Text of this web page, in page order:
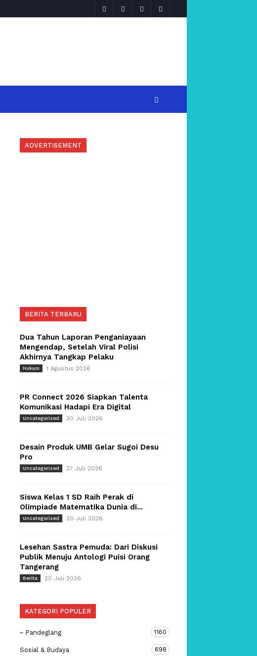
ADVERTISEMENT
BERITA TERBARU
Dua Tahun Laporan Penganiayaan
Mengendap, Setelah Viral Polisi
Akhirnya Tangkap Pelaku
Hukum 1 Agustus 2026
PR Connect 2026 Siapkan Talenta
Komunikasi Hadapi Era Digital
Uncategorized 30 Juli 2026
Desain Produk UMB Gelar Sugoi Desu
Pro
Uncategorized 27 Juli 2026
Siswa Kelas 1 SD Raih Perak di
Olimpiade Matematika Dunia di...
Uncategorized 20 Juli 2026
Lesehan Sastra Pemuda: Dari Diskusi
Publik Menuju Antologi Puisi Orang
Tangerang
Berita 20 Juli 2026
KATEGORI POPULER
~ Pandeglang 1160
Sosial & Budaya 698